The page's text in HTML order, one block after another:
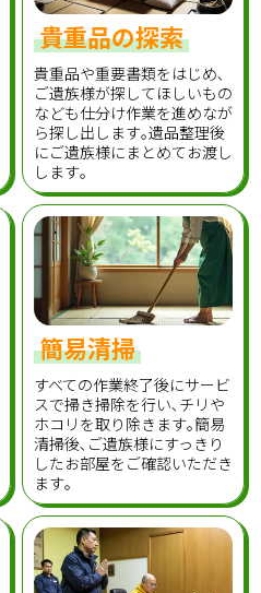
貴重品の探索
貴重品や重要書類をはじめ､
ご遺族様が探してほしいもの
なども仕分け作業を進めなが
ら探し出します｡遺品整理後
にご遺族様にまとめてお渡し
します｡
簡易清掃
すべての作業終了後にサービ
スで掃き掃除を行い､チリや
ホコリを取り除きます｡簡易
清掃後､ご遺族様にすっきり
したお部屋をご確認いただき
ます｡